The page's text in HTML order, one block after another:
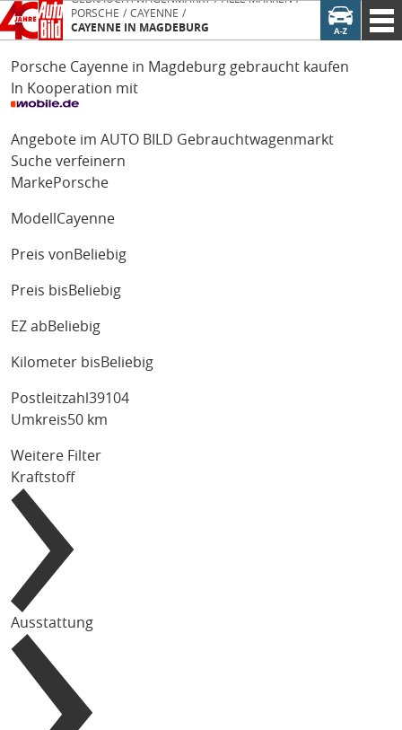
PORSCHE
CAYENNE
CAYENNE IN MAGDEBURG
Porsche Cayenne in Magdeburg gebraucht kaufen
In Kooperation mit
Angebote im AUTO BILD Gebrauchtwagenmarkt
Suche verfeinern
MarkePorsche
Modell Cayenne
Preis von Beliebig
Preis bis Beliebig
EZ ab Beliebig
Kilometer bis Beliebig
Postleitzahl
Umkreis50 km
Weitere Filter
Kraftstoff
Ausstattung